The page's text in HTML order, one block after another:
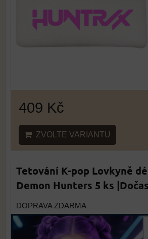
409 Kč
ZVOLTE VARIANTU
Tetování K-pop Lovkyně
Demon Hunters 5 ks
DOPRAVA ZDARMA